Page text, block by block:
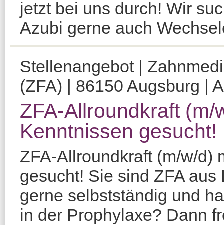
jetzt bei uns durch! Wir
Azubi gerne auch
Stellenangebot |
(ZFA) | 86150 Augsburg |
ZFA-Allroundkraft
Kenntnissen gesucht!
ZFA-Allroundkraft (m/w/d)
gesucht! Sie sind ZFA
gerne selbstständig und
in der Prophylaxe? Dann